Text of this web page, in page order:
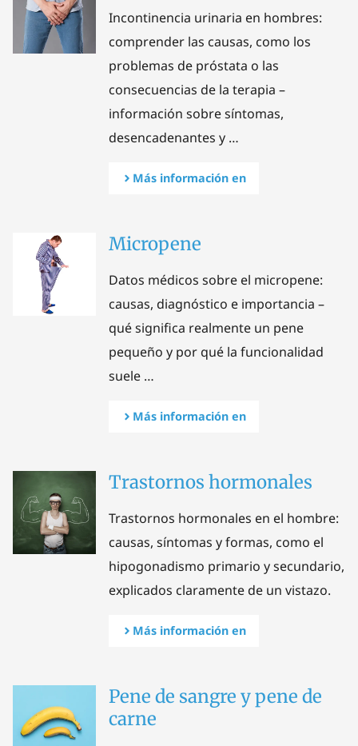
Incontinencia urinaria en hombres:
comprender las causas, como los
problemas de próstata o las
consecuencias de la terapia –
información sobre síntomas,
desencadenantes y …
Más información en
Micropene
Datos médicos sobre el micropene:
causas, diagnóstico e importancia –
qué significa realmente un pene
pequeño y por qué la funcionalidad
suele …
Más información en
Trastornos hormonales
Trastornos hormonales en el hombre:
causas, síntomas y formas, como el
hipogonadismo primario y secundario,
explicados claramente de un vistazo.
Más información en
Pene de sangre y pene de
carne